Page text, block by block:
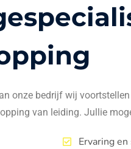
onze bedrijf wij
van leiding. Jullie
Ervaring